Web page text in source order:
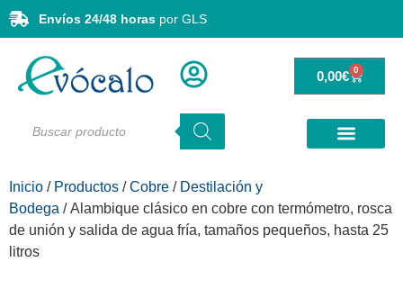
Envíos 24/48 horaspor GLS
0,00€ 0
Inicio / Productos /Cobre / Destilación y
Bodega / Alambique clásico en cobre con termómetro, rosca
de unión y salida de agua fría, tamaños pequeños, hasta 25
litros